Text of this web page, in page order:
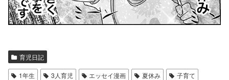
育児日記
1年生 3人育児 エッセイ漫画 夏休み
子育て